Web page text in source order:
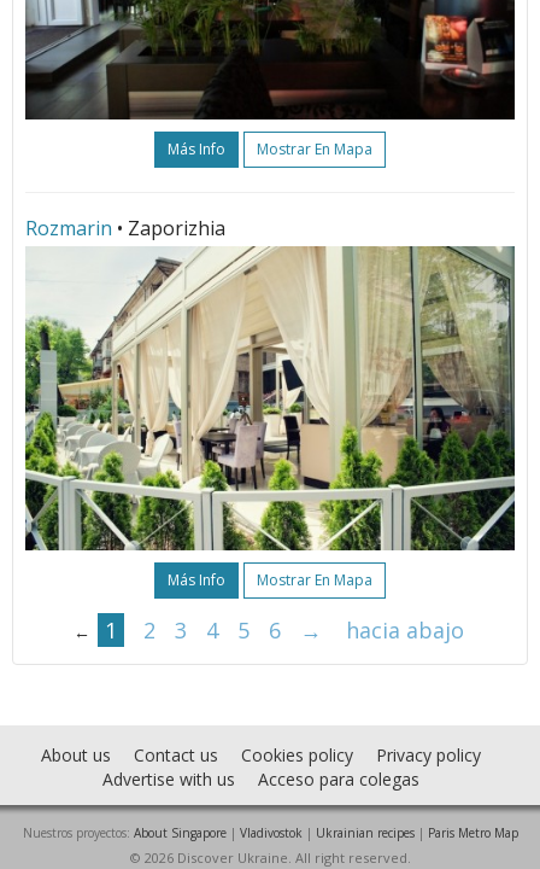
Más Info Mostrar En Mapa
Rozmarin • Zaporizhia
Más Info Mostrar En Mapa
← 1 2 3 4 5 6 → hacia abajo
About us Contact us Cookies policy
Privacy policy
Advertise with us
Acceso para colegas
Nuestros proyectos: About Singapore| Vladivostok | Ukrainian recipes| Paris Metro Map
© 2026 Discover Ukraine. All right reserved.